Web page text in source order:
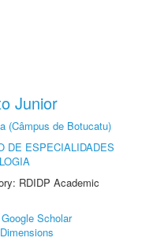
Junior
(Câmpus de Botucatu)
DE ESPECIALIDADES
RDIDP Academic
Google Scholar
Dimensions